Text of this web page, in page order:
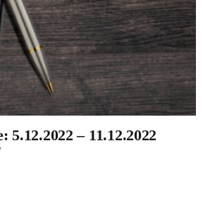
5.12.2022 – 11.12.2022